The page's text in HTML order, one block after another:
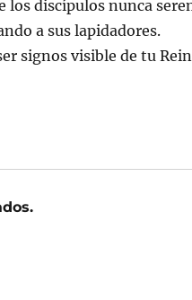
los discípulos nunca
a sus lapidadores.
signos visible de tu